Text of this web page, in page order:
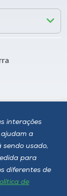
interações
ajudam a
sendo usado,
para
diferentes de
de